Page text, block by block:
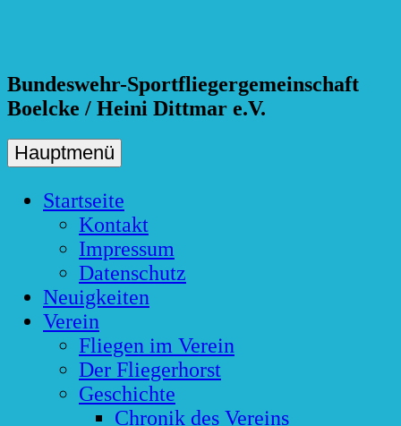
Bundeswehr-Sportfliegergemeinschaft
Boelcke / Heini Dittmar e.V.
Hauptmenü
Startseite
Kontakt
Impressum
Datenschutz
Neuigkeiten
Verein
Fliegen im Verein
Der Fliegerhorst
Geschichte
Chronik des Vereins